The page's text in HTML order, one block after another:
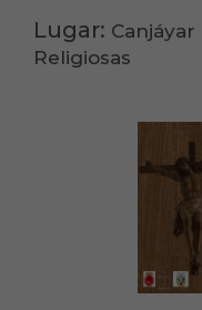
Lugar: Canjáyar
Religiosas